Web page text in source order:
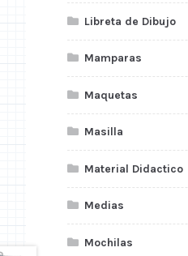
Libreta de Dibujo
Mamparas
Maquetas
Masilla
Material Didactico
Medias
Mochilas